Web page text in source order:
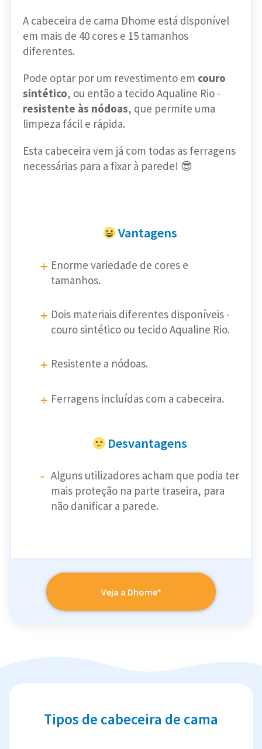
A cabeceira de cama Dhome está disponível
em mais de 40 cores e 15 tamanhos
diferentes.
Pode optar por um revestimento em couro
sintético, ou então a tecido Aqualine Rio -
resistente às nódoas, que permite uma
limpeza fácil e rápida.
Esta cabeceira vem já com todas as ferragens
necessárias para a fixar à parede! 😎
Vantagens
Enorme variedade de cores e
tamanhos.
Dois materiais diferentes disponíveis -
couro sintético ou tecido Aqualine Rio.
Resistente a nódoas.
Ferragens incluídas com a cabeceira.
Desvantagens
Alguns utilizadores acham que podia ter
mais proteção na parte traseira, para
não danificar a parede.
Veja a Dhome*
Tipos de cabeceira de cama